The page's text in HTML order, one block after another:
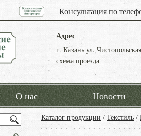
Консультация по
Адрес
г. Казань ул.
схема проезда
О нас Новости
Каталог продукции / Текстиль /